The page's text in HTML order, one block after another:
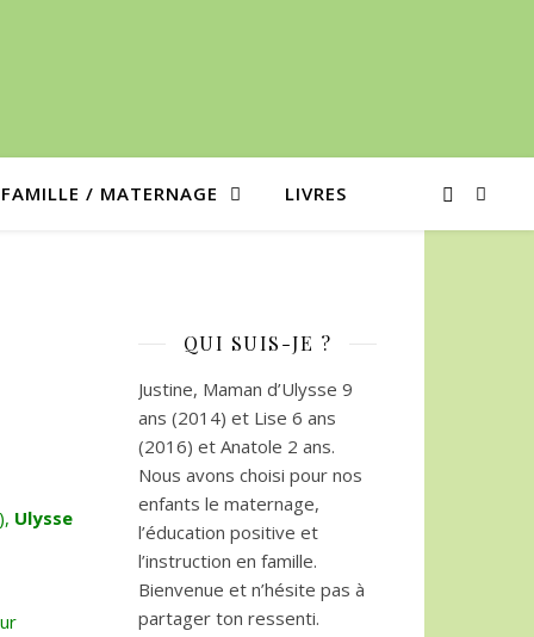
/ MATERNAGE LIVRES
Ulysse
QUI SUIS-JE ?
Justine, Maman d’Ulysse 9
ans (2014) et Lise 6 ans
(2016) et Anatole 2 ans.
Nous avons choisi pour nos
enfants le maternage,
l’éducation positive et
l’instruction en famille.
Bienvenue et n’hésite pas à
partager ton ressenti.